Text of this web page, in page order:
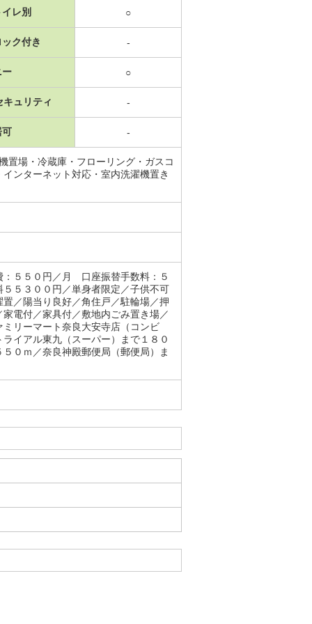
レ別 ○
ク付き -
ー ○
キュリティ -
可 -
置場・冷蔵庫・フローリング・ガスコ
ンターネット対応・室内洗濯機置き
：５５０円／月 口座振替手数料：５
５３００円／単身者限定／子供不可
／陽当り良好／角住戸／駐輪場／押
電付／家具付／敷地内ごみ置き場／
リーマート奈良大安寺店（コンビ
イアル東九（スーパー）まで１８０
０ｍ／奈良神殿郵便局（郵便局）ま